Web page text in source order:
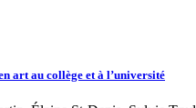
art au collège et à l’université